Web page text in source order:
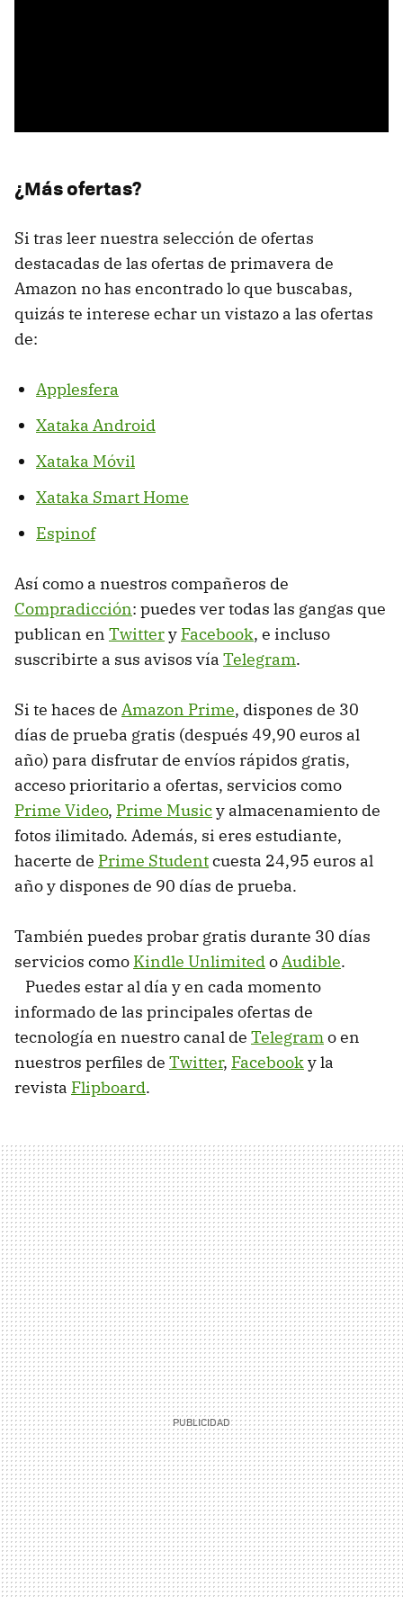
¿Más ofertas?
Si tras leer nuestra selección de ofertas
destacadas de las ofertas de primavera de
Amazon no has encontrado lo que buscabas,
quizás te interese echar un vistazo a las ofertas
de:
Applesfera
Xataka Android
Xataka Móvil
Xataka Smart Home
Espinof
Así como a nuestros compañeros de
Compradicción: puedes ver todas las gangas que
publican en Twittery Facebook, e incluso
suscribirte a sus avisos vía Telegram.
Si te haces de Amazon Prime, dispones de 30
días de prueba gratis (después 49,90 euros al
año) para disfrutar de envíos rápidos gratis,
acceso prioritario a ofertas, servicios como
Prime Video, Prime Musicy almacenamiento de
fotos ilimitado. Además, si eres estudiante,
hacerte de Prime Studentcuesta 24,95 euros al
año y dispones de 90 días de prueba.
También puedes probar gratis durante 30 días
servicios como Kindle UnlimitedoAudible.
Puedes estar al día y en cada momento
informado de las principales ofertas de
tecnología en nuestro canal de Telegramo en
nuestros perfiles de Twitter, Facebooky la
revista Flipboard.